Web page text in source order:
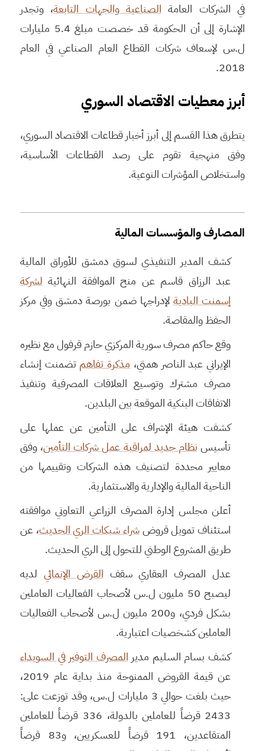
في الشركات العامة الصناعية والجهات التابعة، وتجدر
الإشارة إلى أن الحكومة قد خصصت مبلغ 5.4 مليارات
ل.س لإسعاف شركات القطاع العام الصناعي في العام
2018.
أبرز معطيات الاقتصاد السوري
يتطرق هذا القسم إلى أبرز أخبار قطاعات الاقتصاد السوري،
وفق منهجية تقوم على رصد القطاعات الأساسية،
واستخلاص المؤشرات النوعية.
المصارف والمؤسسات المالية
كشف المدير التنفيذي لسوق دمشق للأوراق المالية
عبد الرزاق قاسم عن منح الموافقة النهائيةلشركة
إسمنت البادية لإدراجها ضمن بورصة دمشق وفي مركز
الحفظ والمقاصة.
وقع حاكم مصرف سورية المركزي حازم قرفول مع نظيره
الإيراني عبد الناصر همتي، مذكرة تفاهم تضمنت إنشاء
مصرف مشترك وتوسيع العلاقات المصرفية وتنفيذ
الاتفاقات البنكية الموقعة بين البلدين.
كشفت هيئة الإشراف على التأمين عن عملها على
تأسيسنظام جديد لمراقبة عمل شركات التأمين، وفق
معايير محددة لتصنيف هذه الشركات وتقييمها من
الناحية المالية والإدارية والاستثمارية.
أعلن مجلس إدارة المصرف الزراعي التعاوني موافقته
استئناف تمويل قروضشراء شبكات الري الحديث، عن
طريق المشروع الوطني للتحول إلى الري الحديث.
عدل المصرف العقاري سقفالقرض الإنمائي لديه
ليصبح 50 مليون ل.س لأصحاب الفعاليات العاملين
بشكل فردي، و200 مليون ل.س لأصحاب الفعاليات
العاملين كشخصيات اعتبارية.
كشف بسام السليم مديرالمصرف التوفير في السويداء
عن قيمة القروض الممنوحة منذ بداية عام 2019،
حيث بلغت حوالي 3 مليارات ل.س، وقد توزعت على:
2433 قرضاً للعاملين بالدولة، 336 قرضاً للعاملين
المتقاعدين، 191 قرضاً للعسكريين، و83 قرضاً